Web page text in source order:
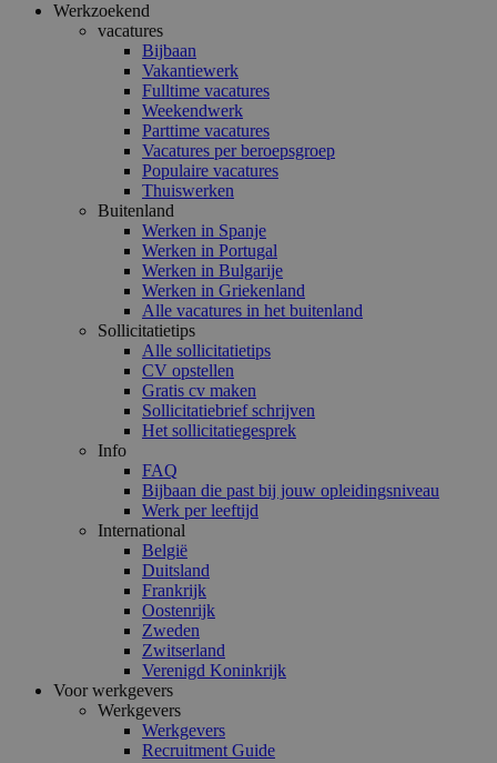
Werkzoekend
vacatures
Bijbaan
Vakantiewerk
Fulltime vacatures
Weekendwerk
Parttime vacatures
Vacatures per beroepsgroep
Populaire vacatures
Thuiswerken
Buitenland
Werken in Spanje
Werken in Portugal
Werken in Bulgarije
Werken in Griekenland
Alle vacatures in het buitenland
Sollicitatietips
Alle sollicitatietips
CV opstellen
Gratis cv maken
Sollicitatiebrief schrijven
Het sollicitatiegesprek
Info
FAQ
Bijbaan die past bij jouw opleidingsniveau
Werk per leeftijd
International
België
Duitsland
Frankrijk
Oostenrijk
Zweden
Zwitserland
Verenigd Koninkrijk
Voor werkgevers
Werkgevers
Werkgevers
Recruitment Guide